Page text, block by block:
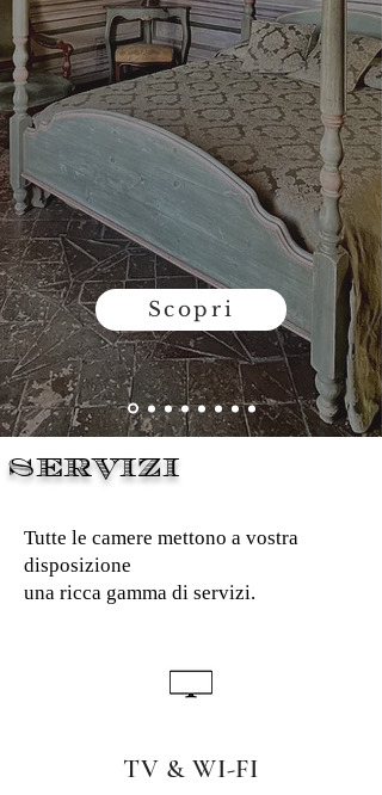
sua silouette che fa capolino da
dietro le rovine romane di
Pompei ed Ercolano, in chiaro
tema "grand-tour". Lo scrittore
infatti, nei suoi viaggi in Italia,
soggiornò proprio in questa
camera ospite del suo amico il
conte Giuseppe Cozza.
Scopri
SERVIZI
Tutte le camere mettono a vostra
disposizione
una ricca gamma di servizi.
TV & WI-FI